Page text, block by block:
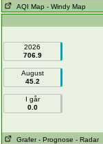
AQI Map - Windy Map
2026
706.9
August
45.2
I går
0.0
Grafer - Prognose - Radar